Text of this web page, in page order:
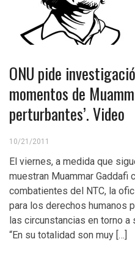
ONU pide
momentos de
perturbantes’. Video
10/21/2011
El viernes, a medida que
muestran Muammar Gaddafi
combatientes del NTC, la
para los derechos humanos
las circunstancias en torno a
“En su totalidad son muy […]